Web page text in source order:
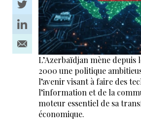
L’Azerbaïdjan mène depuis
2000 une politique
l’avenir visant à faire des
l’information et de la
moteur essentiel de sa
économique.